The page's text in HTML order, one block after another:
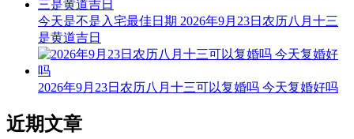
冲煞：冲虎煞南
时冲：庚寅
吉神：天恩 要安 时德 天赦
【酉时】[17:00-18:59]
时辰宜：纳婿 领证 开仓库 乔迁 移徒 动土 纳畜 起基 嫁娶 针
今天是不是入宅最佳日期 2026年9月23日农历八月十三
是黄道吉日
2026年9月23日农历八月十三可以复婚吗 今天复婚好吗
近期文章